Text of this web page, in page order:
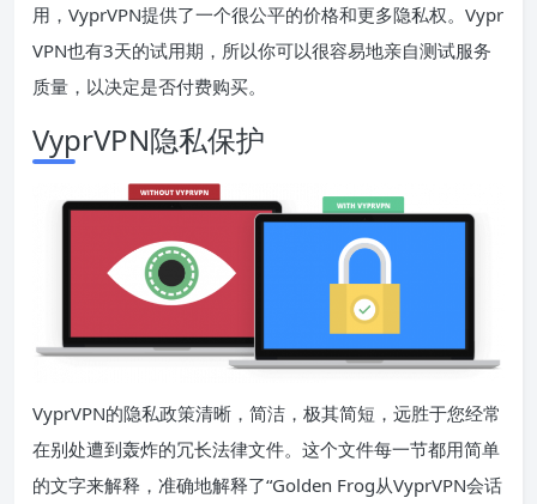
用，VyprVPN提供了一个很公平的价格和更多隐私权。Vypr
VPN也有3天的试用期，所以你可以很容易地亲自测试服务
质量，以决定是否付费购买。
VyprVPN隐私保护
VyprVPN的隐私政策清晰，简洁，极其简短，远胜于您经常
在别处遭到轰炸的冗长法律文件。这个文件每一节都用简单
的文字来解释，准确地解释了“Golden Frog从VyprVPN会话